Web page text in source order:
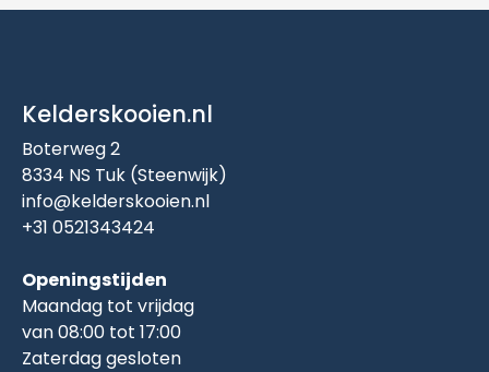
Kelderskooien.nl
Boterweg 2
8334 NS Tuk (Steenwijk)
info@kelderskooien.nl
+31 0521343424
Openingstijden
Maandag tot vrijdag
van 08:00 tot 17:00
Zaterdag gesloten